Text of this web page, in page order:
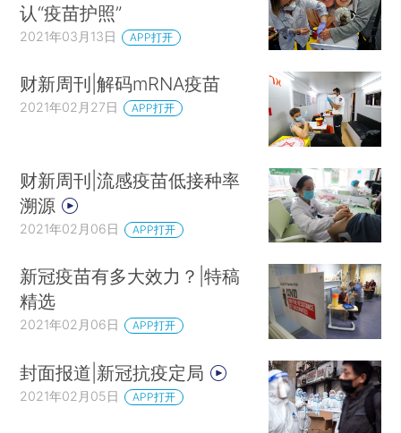
认“疫苗护照”
2021年03月13日 APP打开
财新周刊|解码mRNA疫苗
2021年02月27日 APP打开
财新周刊|流感疫苗低接种率
溯源
2021年02月06日 APP打开
新冠疫苗有多大效力？|特稿
精选
2021年02月06日 APP打开
封面报道|新冠抗疫定局
2021年02月05日 APP打开